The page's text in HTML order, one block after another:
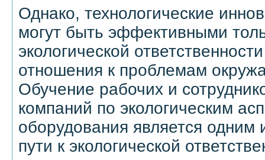
Однако, технологические
могут быть эффективными
экологической
отношения к проблемам
Обучение рабочих и
компаний по экологическим
оборудования является одним
пути к экологической